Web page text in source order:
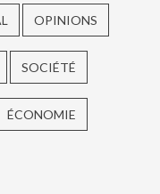
OPINIONS
SOCIÉTÉ
ÉCONOMIE